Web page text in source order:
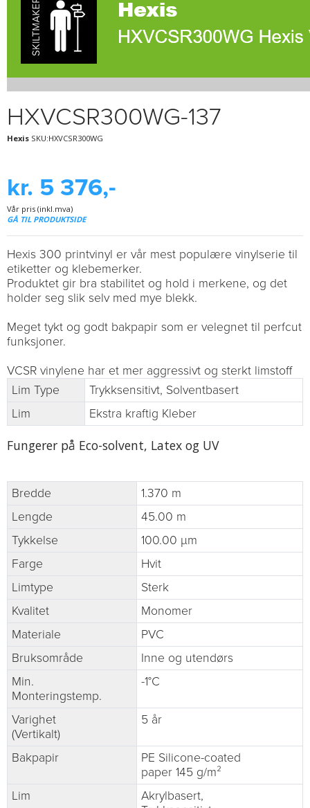
HXVCSR300WG-137
Hexis SKU:HXVCSR300WG
kr. 5 376,-
Vår pris (inkl.mva)
GÅ TIL PRODUKTSIDE
Hexis 300 printvinyl er vår mest populære vinylserie til
etiketter og klebemerker.
Produktet gir bra stabilitet og hold i merkene, og det
holder seg slik selv med mye blekk.
Meget tykt og godt bakpapir som er velegnet til perfcut
funksjoner.
VCSR vinylene har et mer aggressivt og sterkt limstoff
Lim Type
Trykksensitivt, Solventbasert
Lim
Ekstra kraftig Kleber
Fungerer på Eco-solvent, Latex og UV
Bredde
1.370 m
Lengde
45.00 m
Tykkelse
100.00 µm
Farge
Hvit
Limtype
Sterk
Kvalitet
Monomer
Materiale
PVC
Bruksområde
Inne og utendørs
Min.
Monteringstemp.
-1°C
Varighet
(Vertikalt)
5 år
Bakpapir
PE Silicone-coated
paper 145 g/m²
Lim
Akrylbasert,